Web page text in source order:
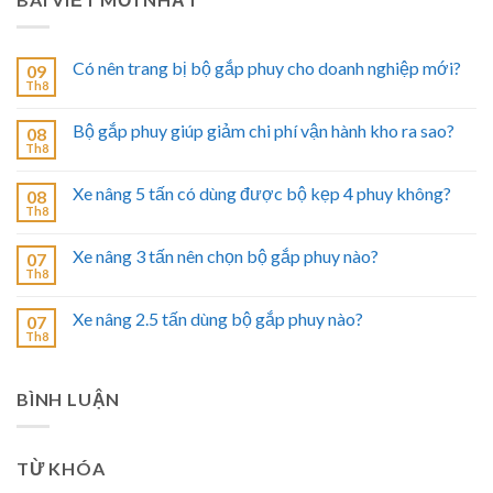
09
Th8
Có nên trang bị bộ gắp phuy cho doanh nghiệp mới?
08
Th8
Bộ gắp phuy giúp giảm chi phí vận hành kho ra sao?
08
Th8
Xe nâng 5 tấn có dùng được bộ kẹp 4 phuy không?
07
Th8
Xe nâng 3 tấn nên chọn bộ gắp phuy nào?
07
Th8
Xe nâng 2.5 tấn dùng bộ gắp phuy nào?
BÌNH LUẬN
TỪ KHÓA